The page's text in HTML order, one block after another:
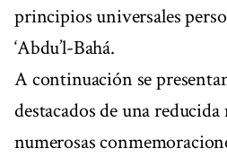
principios universales
‘Abdu’l-Bahá.
A continuación se
destacados de una reducida
numerosas